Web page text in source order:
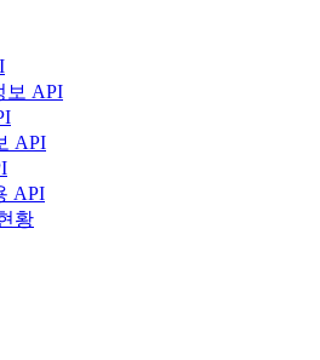
보 API
API
API
황